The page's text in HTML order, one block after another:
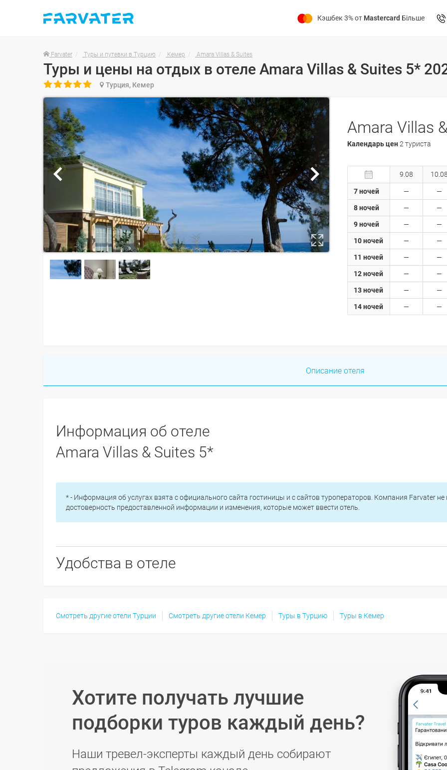
Кэшбек 3% от Mastercard Більше
Farvater Туры и путевки в Турцию Кемер Amara Villas & Suites
Туры и цены на отдых в отеле Amara Villas & Suites 5*
 Турция, Кемер
Amara Villas
Календарь цен2 туриста
7 ночей
8 ночей
9 ночей
10 ночей
11 ночей
12 ночей
13 ночей
14 ночей
9.08 10.08
Описание отеля
Информация об отеле
Amara Villas & Suites 5*
* - Информация об услугах взята с официального сайта гостиницы и с сайтов туроператоров. Компания Farvater не
достоверность предоставленной информации и изменения, которые может ввести отель.
Удобства в отеле
Смотреть другие отели Турции Смотреть другие отели Кемер Туры в Турцию Туры в Кемер
Хотите получать лучшие
подборки туров каждый день?
Наши тревел-эксперты каждый день собирают